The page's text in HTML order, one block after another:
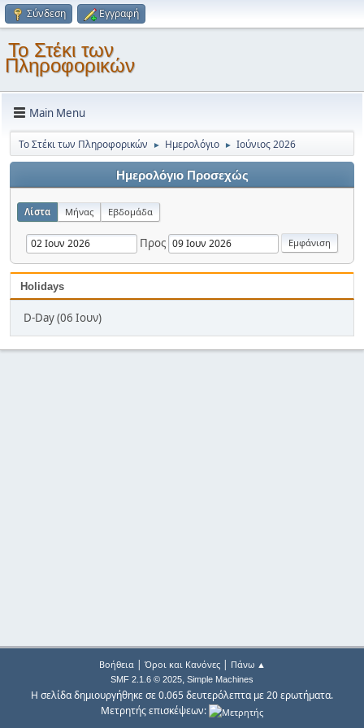
Σύνδεση Εγγραφή
Το Στέκι των
Πληροφορικών
Main Menu
Το Στέκι των Πληροφορικών ► Ημερολόγιο ► Ιούνιος 2026
Ημερολόγιο Προσεχώς
Λίστα Μήνας Εβδομάδα
Προς
Holidays
D-Day (06 Ιουν)
Βοήθεια| Όροι και Κανόνες| Πάνω ▲
SMF 2.1.6 © 2025, Simple Machines
Η σελίδα δημιουργήθηκε σε 0.065 δευτερόλεπτα με 20 ερωτήματα.
Μετρητής επισκέψεων: